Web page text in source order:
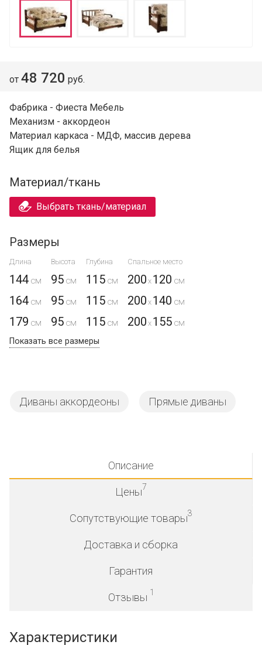
от 48 720 руб.
Фабрика - Фиеста Мебель
Механизм - аккордеон
Материал каркаса - МДФ, массив дерева
Ящик для белья
Материал/ткань
Выбрать ткань/материал
Размеры
Длина Высота Глубина Спальное место
144 95 115 200 x 120
164
95 115 200 x 140
179
95 115 200 x 155
Показать все размеры
Диваны аккордеоны Прямые диваны
Описание
Цены7
Сопутствующие товары3
Доставка и сборка
Гарантия
Отзывы 1
Характеристики